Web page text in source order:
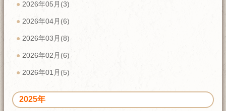
2026年05月(3)
2026年04月(6)
2026年03月(8)
2026年02月(6)
2026年01月(5)
2025年